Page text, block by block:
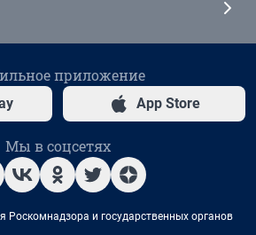
приложение
App Store
Мы в соцсетях
Роскомнадзора и государственных органов